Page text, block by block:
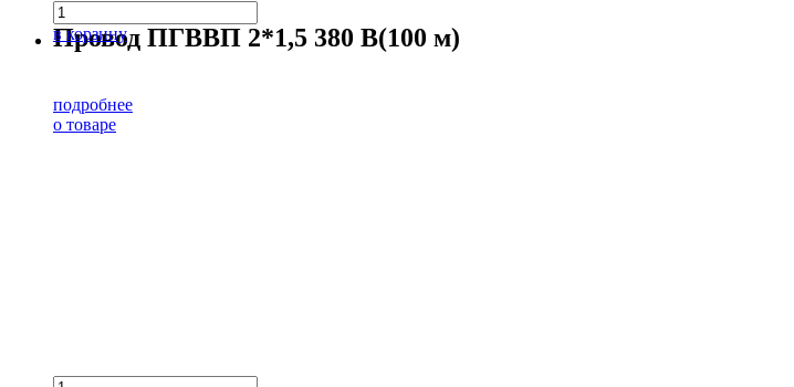
в корзину
Провод ПГВВП 2*1,5 380 В(100 м)
подробнее
о товаре